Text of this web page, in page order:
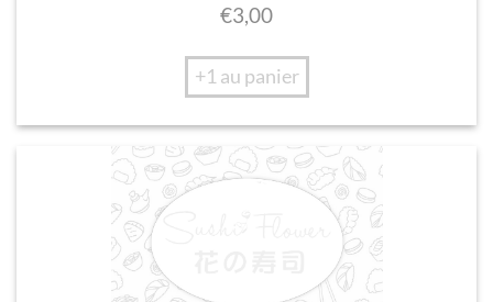
€3,00
+1 au panier